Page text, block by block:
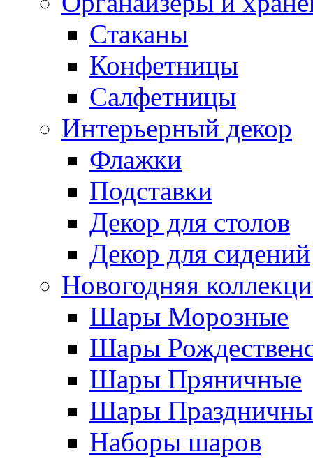
Стаканы
Конфетницы
Салфетницы
Интерьерный декор
Флажки
Подставки
Декор для столов
Декор для сидений
Новогодняя
Шары Морозные
Шары
Шары Пряничные
Шары
Наборы шаров